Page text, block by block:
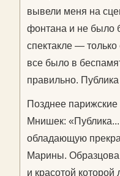
вывели меня на
фонтана и не было
спектакле —
все было в
правильно.
Позднее
Мнишек:
обладающую
Марины. Образцова
и красотой